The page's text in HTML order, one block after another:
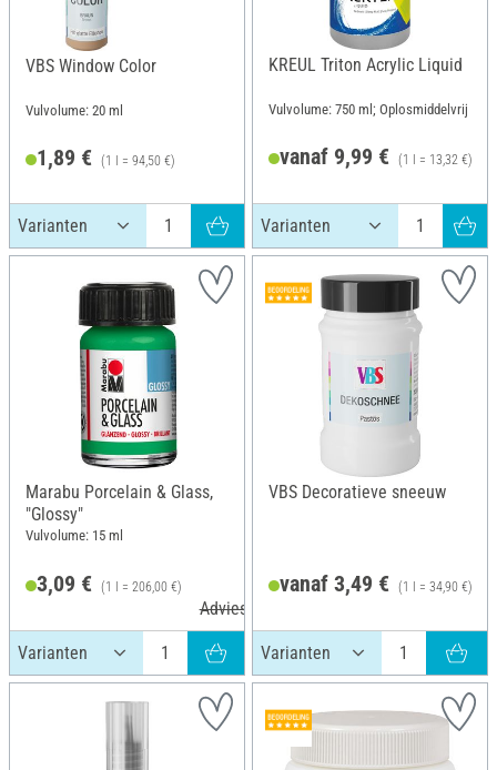
VBS Window Color
Vulvolume: 20 ml
1,89 € (1 l = 94,50 €)
KREUL Triton Acrylic Liquid
Vulvolume: 750 ml; Oplosmiddelvrij
vanaf 9,99 € (1 l = 13,32 €)
Marabu Porcelain & Glass,
"Glossy"
Vulvolume: 15 ml
3,09 € (1 l = 206,00 €)
Adviesprijs 3,29 €
VBS Decoratieve sneeuw
vanaf 3,49 € (1 l = 34,90 €)